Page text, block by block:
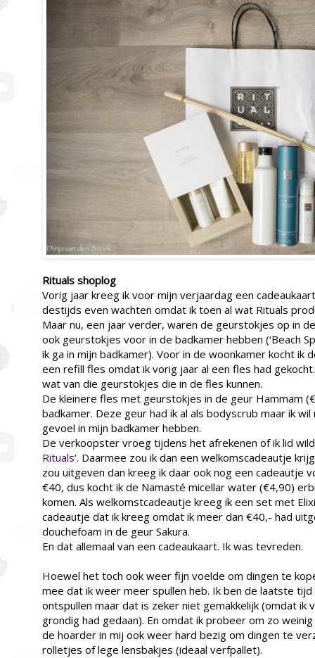
Rituals shoplog
Vorig jaar kreeg ik voor mijn verjaardag een
destijds even wachten omdat ik toen al wat Rituals
Maar nu, een jaar verder, waren de geurstokjes op in
ook geurstokjes voor in de badkamer hebben (‘Beach
ik ga in mijn badkamer). Voor in de woonkamer kocht ik
een refill fles omdat ik vorig jaar al een fles had
wat van die geurstokjes die in de fles kunnen.
De kleinere fles met geurstokjes in de geur Hammam
badkamer. Deze geur had ik al als bodyscrub maar ik wil
gevoel in mijn badkamer hebben.
De verkoopster vroeg tijdens het afrekenen of ik lid
Rituals‘. Daarmee zou ik dan een welkomscadeautje
zou uitgeven dan kreeg ik daar ook nog een cadeautje
€40, dus kocht ik de Namasté micellar water (€4,90)
komen. Als welkomstcadeautje kreeg ik een set met
cadeautje dat ik kreeg omdat ik meer dan €40,- had
douchefoam in de geur Sakura.
En dat allemaal van een cadeaukaart. Ik was tevreden.
Hoewel het toch ook weer fijn voelde om dingen te
mee dat ik weer meer spullen heb. Ik ben de laatste tijd
ontspullen maar dat is zeker niet gemakkelijk (omdat ik
grondig had gedaan). En omdat ik probeer om zo
de hoarder in mij ook weer hard bezig om dingen te
rolletjes of lege lensbakjes (ideaal verfpallet).